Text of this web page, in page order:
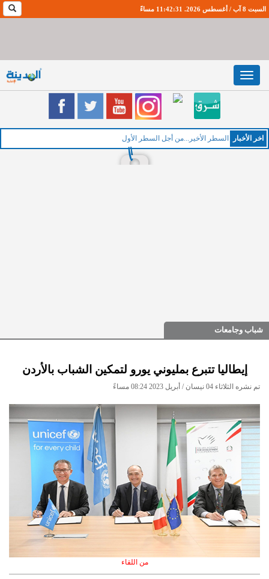
السبت 8 آب / أغسطس 2026. 11:42:32 مساءً
Toggle
navigation
اخر اﻷخبار
شباب وجامعات
إيطاليا تتبرع بمليوني يورو لتمكين الشباب بالأردن
تم نشره الثلاثاء 04 نيسان / أبريل 2023 08:24 مساءً
من اللقاء